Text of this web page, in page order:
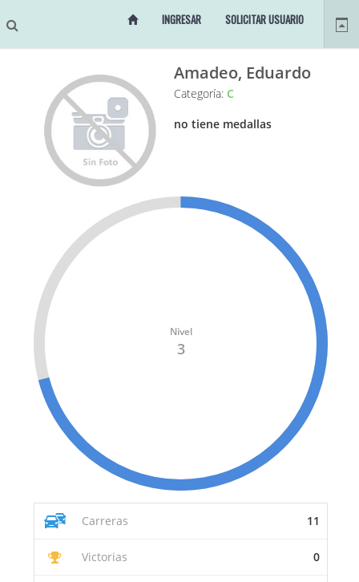
INGRESAR SOLICITAR USUARIO
Amadeo, Eduardo
Categoría: C
no tiene medallas
Nivel
3
Carreras 11
Victorias 0